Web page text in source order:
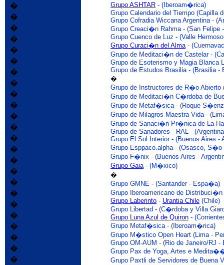
Grupo ASHTAR - (Iberoam�rica)
Grupo Calendario del Tiempo (Capilla
Grupo Cofradia Wiccana Argentina -
Grupo Creaci�n Rahma - (San Felipe
Grupo Cuenco de Luz - (Valle
Grupo Curaci�n del Alma-
Grupo de Meditaci�n de Castelar -
Grupo de Esoterismo y Magia Blanca
Grupo de Estudos Brasilia - (Brasilia -
�
Grupo de Instructores de R�o Abierto
Grupo de Meditaci�n C�rdoba de
Grupo de Metaf�sica - (Roque
Grupo de Milagros Maestra Vida -
Grupo de Sanaci�n Pr�nica de La
Grupo de Sanadores - RAL -
Grupo El Sol Interior - (Buenos Aires -
Grupo Esppaco.alpha - (Osasco, S�o
Grupo F�nix - (Buenos Aires -
Grupo Gaia- (M�xico)
�
Grupo GMNE - (Santander - Espa�a)
Grupo Iberoamericano de
Grupo Laberinto - Urantia Chile (Chile)
Grupo Libertad - (C�rdoba y Villa
Grupo Luna Azul de Quiron -
Grupo Metaf�sica - (Iberoam�rica)
Grupo M�stico Open Heart (Lima -
Grupo OM-AUM - (Rio de Janeiro/RJ -
Grupo Pax de Yoga, Artes e
Grupo Paxtli de Servidores de Buena
�
�
�
�
�
�
�
�
�
�
�
�
�
�
�
�
�
�
�
�
�
�
�
�